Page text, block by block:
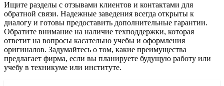
Ищите разделы с отзывами клиентов и контактами для
обратной связи. Надежные заведения всегда открыты к
диалогу и готовы предоставить дополнительные гарантии.
Обратите внимание на наличие техподдержки, которая
ответит на вопросы касательно учебы и оформления
оригиналов. Задумайтесь о том, какие преимущества
предлагает фирма, если вы планируете будущую работу или
учебу в техникуме или институте.